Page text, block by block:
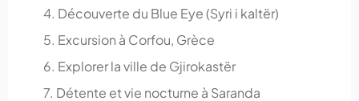
4. Découverte du Blue Eye (Syri i kaltër)
5. Excursion à Corfou, Grèce
6. Explorer la ville de Gjirokastër
7. Détente et vie nocturne à Saranda